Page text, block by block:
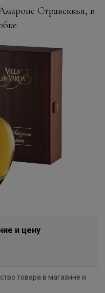
Стравеккья, в
и цену
товара в магазине и